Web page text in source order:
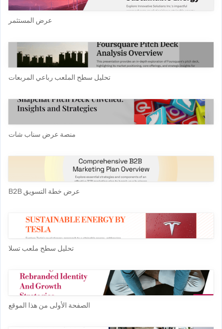
عرض المستثمر
تحليل سطح الملعب رباعي المربعات
منصة عرض سناب شات
عرض خطة التسويق B2B
تحليل سطح ملعب تسلا
الصفحة الأولى من هذا الموقع